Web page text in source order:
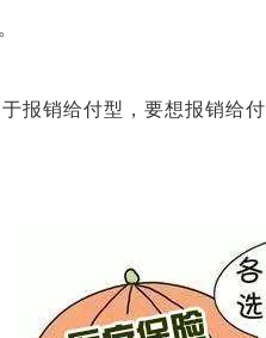
。
报销给付型 ，要想报销给付